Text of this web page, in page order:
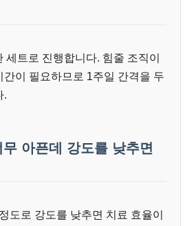
세트로 진행합니다. 힘줄 조직이
이 필요하므로 1주일 간격을 두
.
아픈데 강도를 낮추면
도로 강도를 낮추면 치료 효율이